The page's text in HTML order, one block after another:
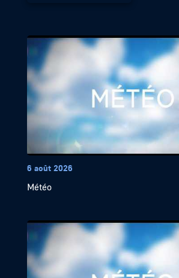
6 août 2026
Météo